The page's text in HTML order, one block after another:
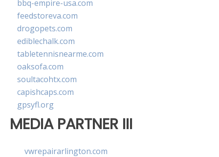
bbq-empire-usa.com
feedstoreva.com
drogopets.com
ediblechalk.com
tabletennisnearme.com
oaksofa.com
soultacohtx.com
capishcaps.com
gpsyfl.org
MEDIA PARTNER III
vwrepairarlington.com